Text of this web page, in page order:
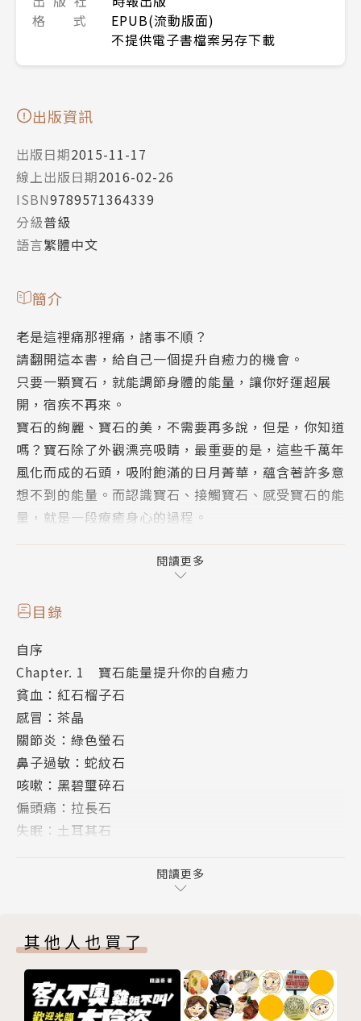
格 式
EPUB(流動版面)
不提供電子書檔案另存下載
出版資訊
出版日期2015-11-17
線上出版日期2016-02-26
ISBN9789571364339
分級普級
語言繁體中文
簡介
老是這裡痛那裡痛，諸事不順？
請翻開這本書，給自己一個提升自癒力的機會。
只要一顆寶石，就能調節身體的能量，讓你好運超展
開，宿疾不再來。
寶石的絢麗、寶石的美，不需要再多說，但是，你知道
嗎？寶石除了外觀漂亮吸睛，最重要的是，這些千萬年
風化而成的石頭，吸附飽滿的日月菁華，蘊含著許多意
想不到的能量。而認識寶石、接觸寶石、感受寶石的能
量，就是一段療癒身心的過程。
現代人大量使用3C產品，導致體內的正負離子失衡，
舉例來說，長時間使用智慧型手機，導致眼睛發酸、頭
部脹暈，而這些毛病都可以藉著寶石能量，來維持正負
能改善身體不同部位的健康問題。
至於不同的寶石，散發不同的能量，到底哪一種寶石才
能提供我們需要的正能量促進健康或是改善運勢？精通
寶石能量的Eddie老師，藉著本書除了教你認識寶石，
還要告訴你如何挑選適合自己的寶石，寶石怎麼用，寶
石應該放在哪裡，透過寶石幫助你提升正能量、維持身
心靈的平衡。以許多實際接觸的臨床案例，佐證寶石帶
來的改變和好處。
奇能量，準備考試的期間，我時常握著紅石榴子石，貧
血症狀獲得很大的改善，能夠專心唸書，最後考上心目
中的理想學校(笑)！！！」－臺北．林同學
閱讀更多
目錄
自序
Chapter. 1 寶石能量提升你的自癒力
貧血：紅石榴子石
感冒：茶晶
關節炎：綠色螢石
鼻子過敏：蛇紋石
咳嗽：黑碧璽碎石
偏頭痛：拉長石
失眠：土耳其石
寶石為何擁有能量？
什麼是寶石能量？
寶石能量的分類
寶石與脈輪的對應關係
閱讀更多
其他人也買了